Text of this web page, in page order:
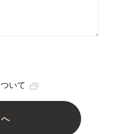
いて